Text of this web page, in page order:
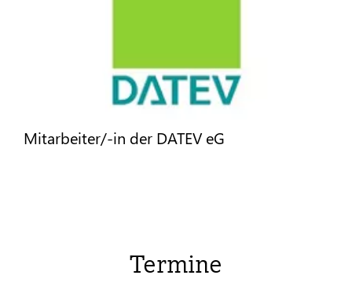
Mitarbeiter/-in der DATEV eG
Termine